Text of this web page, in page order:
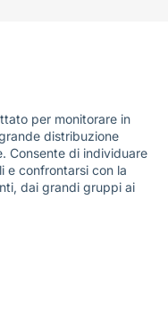
per monitorare in
distribuzione
Consente di individuare
e confrontarsi con la
dai grandi gruppi ai